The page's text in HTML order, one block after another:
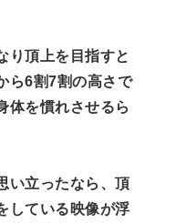
り頂上を目指すと
ら6割7割の高さで
体を慣れさせるら
い立ったなら、頂
している映像が浮